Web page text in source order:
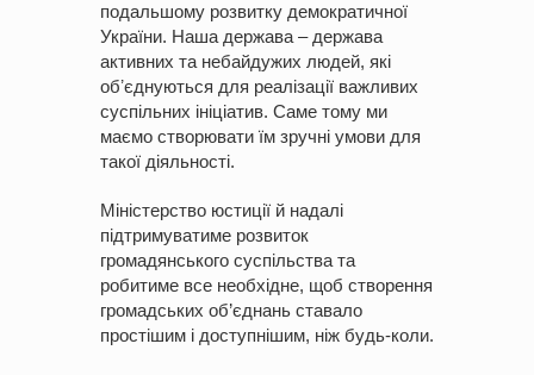
подальшому розвитку демократичної
України. Наша держава – держава
активних та небайдужих людей, які
обʼєднуються для реалізації важливих
суспільних ініціатив. Саме тому ми
маємо створювати їм зручні умови для
такої діяльності.
Міністерство юстиції й надалі
підтримуватиме розвиток
громадянського суспільства та
робитиме все необхідне, щоб створення
громадських об’єднань ставало
простішим і доступнішим, ніж будь-коли.